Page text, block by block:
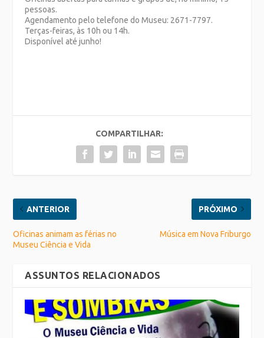
pessoas.
Agendamento pelo telefone do Museu: 2671-7797.
Terças-feiras, às 10h ou 14h.
Disponível até junho!
COMPARTILHAR:
ANTERIOR
Oficinas animam as férias no
Museu Ciência e Vida
PRÓXIMO
Música em Nova Friburgo
ASSUNTOS RELACIONADOS